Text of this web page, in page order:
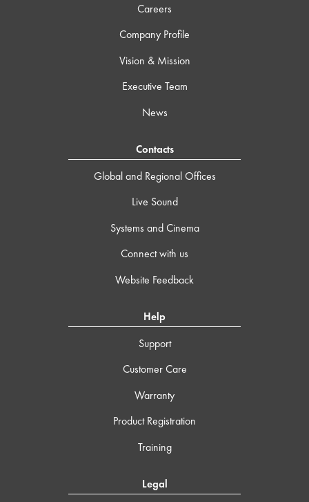
Careers
Company Profile
Vision & Mission
Executive Team
News
Contacts
Global and Regional Offices
Live Sound
Systems and Cinema
Connect with us
Website Feedback
Help
Support
Customer Care
Warranty
Product Registration
Training
Legal